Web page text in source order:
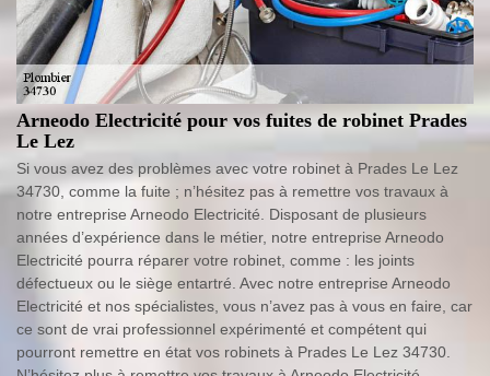
Arneodo Electricité pour vos fuites de robinet Prades
Le Lez
Si vous avez des problèmes avec votre robinet à Prades Le Lez
34730, comme la fuite ; n’hésitez pas à remettre vos travaux à
notre entreprise Arneodo Electricité. Disposant de plusieurs
années d’expérience dans le métier, notre entreprise Arneodo
Electricité pourra réparer votre robinet, comme : les joints
défectueux ou le siège entartré. Avec notre entreprise Arneodo
Electricité et nos spécialistes, vous n’avez pas à vous en faire, car
ce sont de vrai professionnel expérimenté et compétent qui
pourront remettre en état vos robinets à Prades Le Lez 34730.